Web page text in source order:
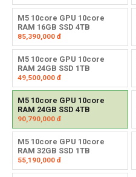
M5 10core GPU 10core
RAM 16GB SSD 4TB
85,390,000 đ
M5 10core GPU 10core
RAM 24GB SSD 1TB
49,500,000 đ
M5 10core GPU 10core
RAM 24GB SSD 4TB
90,790,000 đ
M5 10core GPU 10core
RAM 32GB SSD 1TB
55,190,000 đ